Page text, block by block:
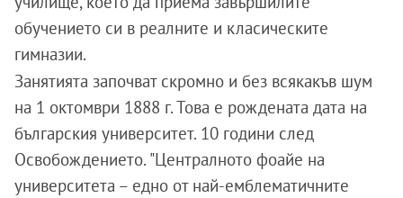
обучението си в реалните и класическите
гимназии.
Занятията започват скромно и без всякакъв шум
на 1 октомври 1888 г. Това е рождената дата на
българския университет. 10 години след
Освобождението. "Централното фоайе на
университета – едно от най-емблематичните